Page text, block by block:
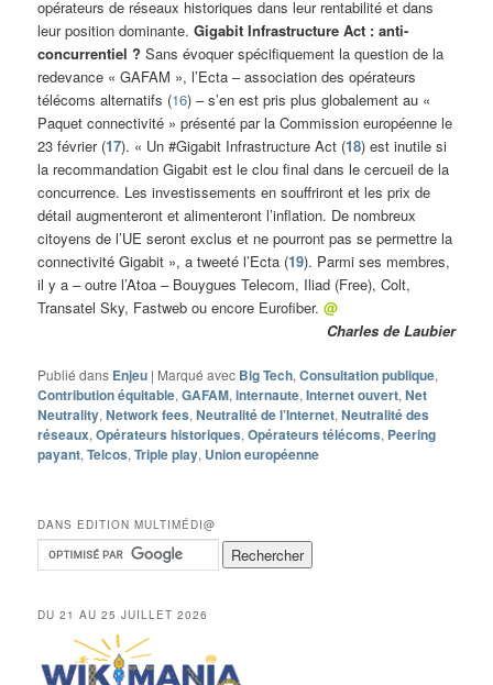
opérateurs de réseaux historiques dans leur rentabilité et dans
leur position dominante.Gigabit Infrastructure Act : anti-
concurrentiel ? Sans évoquer spécifiquement la question de la
redevance « GAFAM », l’Ecta – association des opérateurs
télécoms alternatifs (16) – s’en est pris plus globalement au «
Paquet connectivité » présenté par la Commission européenne le
23 février (17). « Un #Gigabit Infrastructure Act (18) est inutile si
la recommandation Gigabit est le clou final dans le cercueil de la
concurrence. Les investissements en souffriront et les prix de
détail augmenteront et alimenteront l’inflation. De nombreux
citoyens de l’UE seront exclus et ne pourront pas se permettre la
connectivité Gigabit », a tweeté l’Ecta (19). Parmi ses membres,
il y a – outre l’Atoa – Bouygues Telecom, Iliad (Free), Colt,
Transatel Sky, Fastweb ou encore Eurofiber.@
Charles de Laubier
Publié dans Enjeu | Marqué avec Big Tech,Consultation publique,
Contribution équitable,GAFAM,internaute,Internet ouvert,Net
Neutrality,Network fees,Neutralité de l’Internet,Neutralité des
réseaux,Opérateurs historiques,Opérateurs télécoms, Peering
payant,Telcos,Triple play, Union européenne
DANS EDITION MULTIMÉDI@
DU 21 AU 25 JUILLET 2026